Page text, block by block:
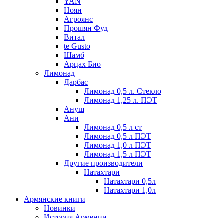
Ноян
Агроянс
Прошян Фуд
Витал
te Gusto
Шамб
Арцах Био
Лимонад
Дарбас
Лимонад 0,5 л. Стекло
Лимонад 1,25 л. ПЭТ
Ануш
Ани
Лимонад 0,5 л ст
Лимонад 0,5 л ПЭТ
Лимонад 1,0 л ПЭТ
Лимонад 1,5 л ПЭТ
Другие производители
Натахтари
Натахтари 0,5л
Натахтари 1,0л
Армянские книги
Новинки